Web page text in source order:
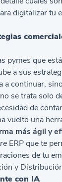
digitalizar tu
pymes que
a sus
a continuar,
se trata solo
de
vuelto una
más ágil y
ERP que te
de tu
y
con IA